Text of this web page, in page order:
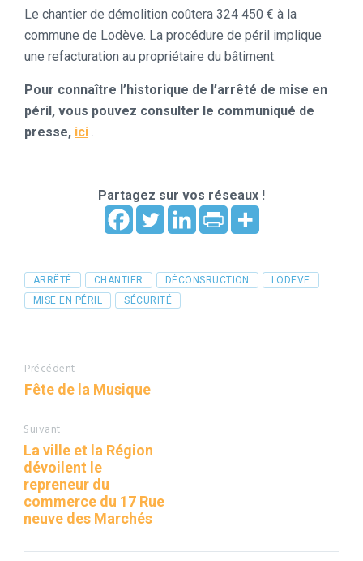
Le chantier de démolition coûtera 324 450 € à la
commune de Lodève. La procédure de péril implique
une refacturation au propriétaire du bâtiment.
Pour connaître l’historique de l’arrêté de mise en
péril, vous pouvez consulter le communiqué de
presse, ici .
Partagez sur vos réseaux !
Tags
ARRÊTÉ CHANTIER DÉCONSRUCTION
LODEVE
MISE EN PÉRIL
SÉCURITÉ
Précédent
Fête de la Musique
Suivant
La ville et la Région
dévoilent le
repreneur du
commerce du 17 Rue
neuve des Marchés